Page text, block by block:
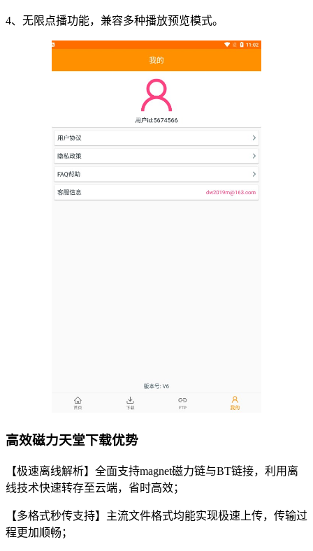
4、无限点播功能，兼容多种播放预览模式。
高效磁力天堂下载优势
【极速离线解析】全面支持magnet磁力链与BT链接，利用离
线技术快速转存至云端，省时高效；
【多格式秒传支持】主流文件格式均能实现极速上传，传输过
程更加顺畅；